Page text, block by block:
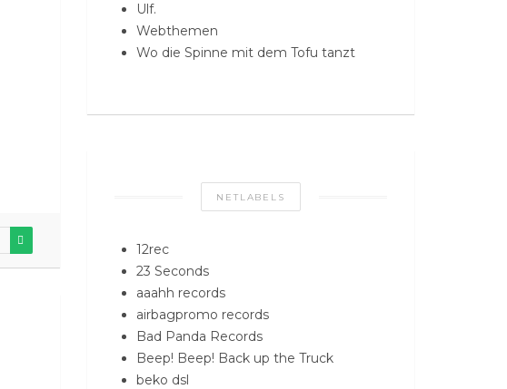
Ulf.
Webthemen
Wo die Spinne mit dem Tofu tanzt
NETLABELS
12rec
23 Seconds
aaahh records
airbagpromo records
Bad Panda Records
Beep! Beep! Back up the Truck
beko dsl